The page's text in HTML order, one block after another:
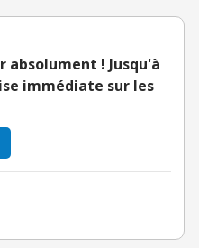
absolument ! Jusqu'à
immédiate sur les